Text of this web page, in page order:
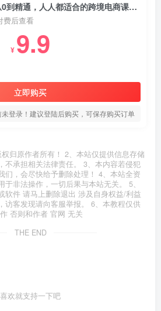
跨境电商实战课程：从0到精通，人人都适合的跨境电商课（14节课）
费后查看
¥ 9.9
立即购买
登录！建议登陆后购买，可保存购买订单
归原作者所有！ 2、本站仅提供信息存储
不承担相关法律责任。 3、本内容若侵犯
们，会尽快给予删除处理！ 4、本站全资
非法操作，一切后果与本站无关。 5、
软件 请马上删除退出 涉及自身权益/利益
访客发现请向客服举报。 6、本教程仅供
否则和作者 官网 无关
THE END
喜欢就支持一下吧